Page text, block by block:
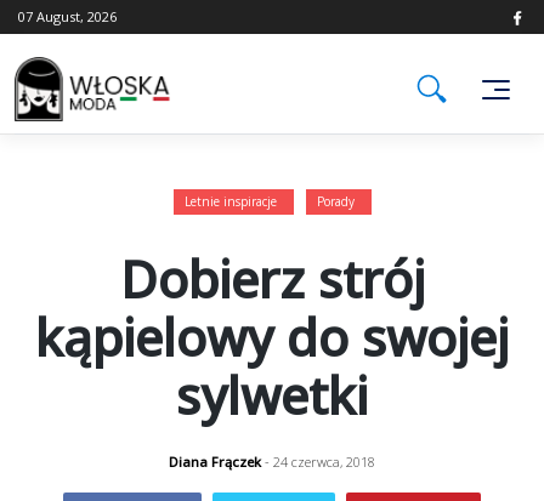
Skip
to
content
07 August, 2026
Letnie inspiracje Porady
Dobierz strój
kąpielowy do swojej
sylwetki
Diana Frączek- 24 czerwca, 2018